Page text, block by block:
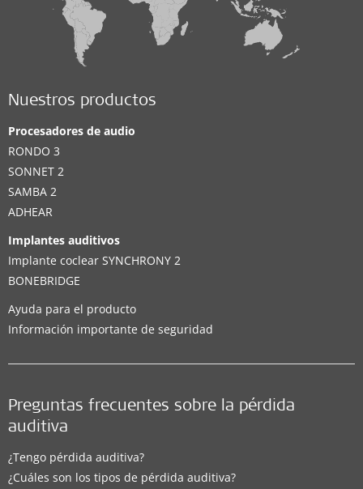
Nuestros productos
Procesadores de audio
RONDO 3
SONNET 2
SAMBA 2
ADHEAR
Implantes auditivos
Implante coclear SYNCHRONY 2
BONEBRIDGE
Ayuda para el producto
Información importante de seguridad
Preguntas frecuentes sobre la pérdida
auditiva
¿Tengo pérdida auditiva?
¿Cuáles son los tipos de pérdida auditiva?